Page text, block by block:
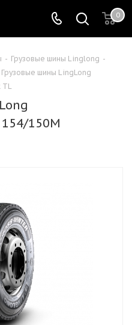
0
- Грузовые шины Linglong -
Грузовые шины LingLong
TL
150M